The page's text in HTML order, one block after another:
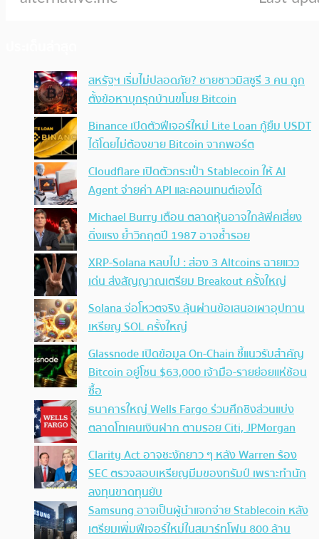
สหรัฐฯ เริ่มไม่ปลอดภัย? ชายชาวมิสซูรี 3 คน ถูก
ตั้งข้อหาบุกรุกบ้านขโมย Bitcoin
Binance เปิดตัวฟีเจอร์ใหม่ Lite Loan กู้ยืม USDT
ได้โดยไม่ต้องขาย Bitcoin จากพอร์ต
Cloudflare เปิดตัวกระเป๋า Stablecoin ให้ AI
Agent จ่ายค่า API และคอนเทนต์เองได้
Michael Burry เตือน ตลาดหุ้นอาจใกล้พีคเสี่ยง
ดิ่งแรง ย้ำวิกฤตปี 1987 อาจซ้ำรอย
XRP-Solana หลบไป : ส่อง 3 Altcoins ฉายแวว
เด่น ส่งสัญญาณเตรียม Breakout ครั้งใหญ่
Solana จ่อโหวตจริง ลุ้นผ่านข้อเสนอเผาอุปทาน
เหรียญ SOL ครั้งใหญ่
Glassnode เปิดข้อมูล On-Chain ชี้แนวรับสำคัญ
Bitcoin อยู่โซน $63,000 เจ้ามือ-รายย่อยแห่ช้อน
ซื้อ
ธนาคารใหญ่ Wells Fargo ร่วมศึกชิงส่วนแบ่ง
ตลาดโทเคนเงินฝาก ตามรอย Citi, JPMorgan
Clarity Act อาจชะงักยาว ๆ หลัง Warren ร้อง
SEC ตรวจสอบเหรียญมีมของทรัมป์ เพราะทำนัก
ลงทุนขาดทุนยับ
Samsung อาจเป็นผู้นำแจกจ่าย Stablecoin หลัง
เตรียมเพิ่มฟีเจอร์ใหม่ในสมาร์ทโฟน 800 ล้าน